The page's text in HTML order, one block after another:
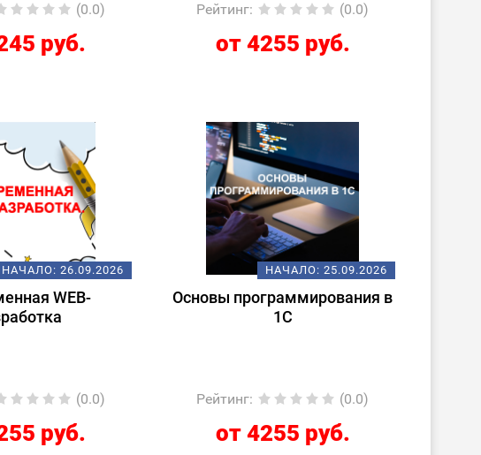
(0.0)
руб.
Рейтинг: (0.0)
от 4255 руб.
НАЧАЛО: 26.09.2026
WEB-
(0.0)
руб.
НАЧАЛО: 25.09.2026
Основы программирования в
1С
Рейтинг: (0.0)
от 4255 руб.